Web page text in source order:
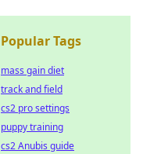
Popular Tags
mass gain diet
track and field
cs2 pro settings
puppy training
cs2 Anubis guide